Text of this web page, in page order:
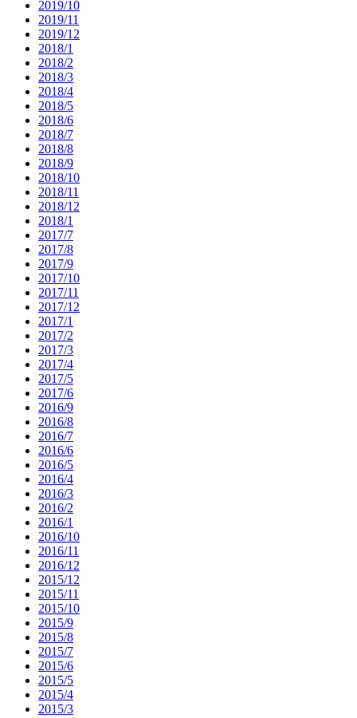
2019/10
2019/11
2019/12
2018/1
2018/2
2018/3
2018/4
2018/5
2018/6
2018/7
2018/8
2018/9
2018/10
2018/11
2018/12
2018/1
2017/7
2017/8
2017/9
2017/10
2017/11
2017/12
2017/1
2017/2
2017/3
2017/4
2017/5
2017/6
2016/9
2016/8
2016/7
2016/6
2016/5
2016/4
2016/3
2016/2
2016/1
2016/10
2016/11
2016/12
2015/12
2015/11
2015/10
2015/9
2015/8
2015/7
2015/6
2015/5
2015/4
2015/3